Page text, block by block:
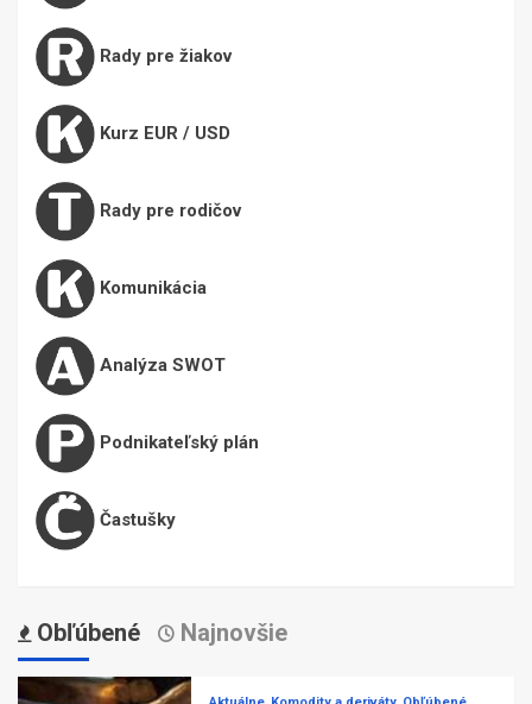
Rady pre žiakov
Kurz EUR / USD
Rady pre rodičov
Komunikácia
Analýza SWOT
Podnikateľský plán
Častušky
Obľúbené Najnovšie